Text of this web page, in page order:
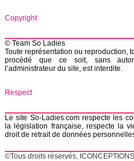
Copyright
© Team So Ladies
Toute représentation ou reproduction,
procédé que ce soit, sans
l’administrateur du site, est interdite.
Respect
Le site So-Ladies.com respecte les
la législation française, respecte la
droit de retrait de données
©Tous droits réservés,